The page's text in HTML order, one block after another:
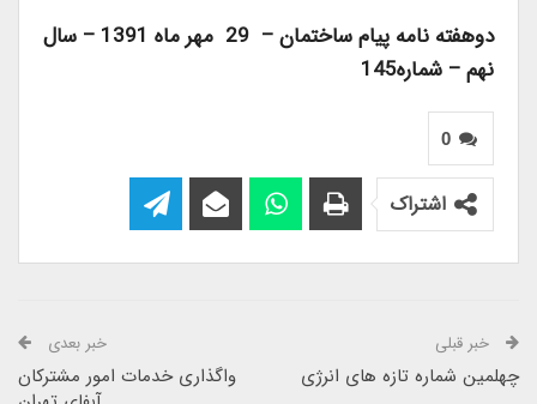
دوهفته نامه پیام ساختمان – 29 مهر ماه 1391 – سال
نهم – شماره145
0
اشتراک
خبر قبلی
چهلمین شماره تازه های انرژی
خبر بعدی
واگذاری خدمات امور مشترکان